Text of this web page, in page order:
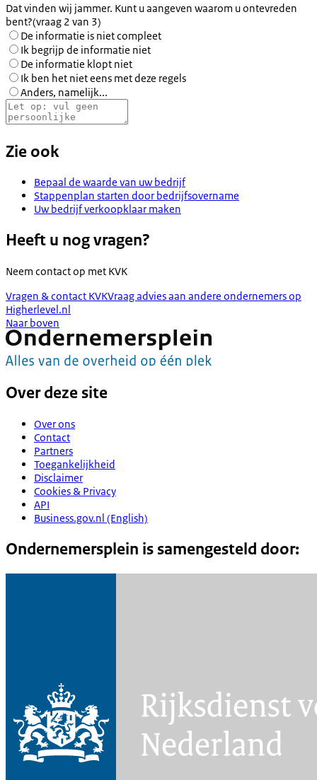
Dat vinden wij jammer. Kunt u aangeven waarom u ontevreden
bent?(vraag 2 van 3)
De informatie is niet compleet
Ik begrijp de informatie niet
De informatie klopt niet
Ik ben het niet eens met deze regels
Anders, namelijk...
Zie ook
Bepaal de waarde van uw bedrijf
Stappenplan starten door bedrijfsovername
Uw bedrijf verkoopklaar maken
Heeft u nog vragen?
Neem contact op met KVK
Vragen & contact KVKVraag advies aan andere ondernemers op
Higherlevel.nl
Naar boven
Over deze site
Over ons
Contact
Partners
Toegankelijkheid
Disclaimer
Cookies & Privacy
API
Business.gov.nl (English)
Ondernemersplein is samengesteld door: